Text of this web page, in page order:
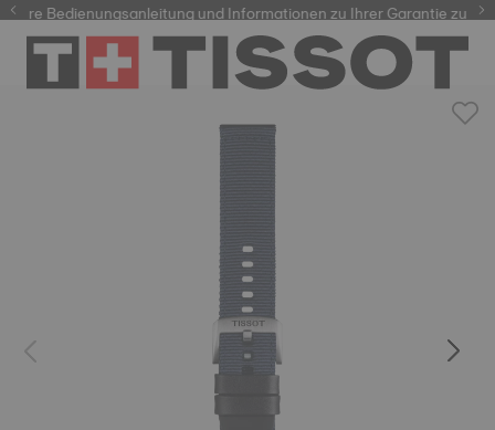
Bedienungsanleitung und Informationen zu Ihrer Garantie